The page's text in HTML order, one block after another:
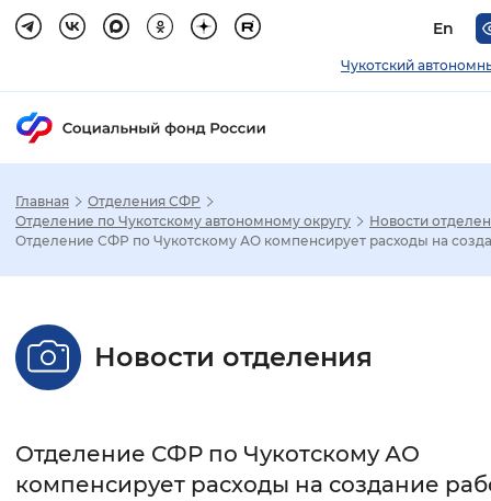
En
Чукотский
Настройка режима отображения
Стандартный Увеличенный
Главная
Отделения СФР
Отделение по Чукотскому автономному округу
Новости
Отделение СФР по Чукотскому АО компенсирует расходы на
Новости отделения
Отделение СФР по Чукотскому АО
компенсирует расходы на создание